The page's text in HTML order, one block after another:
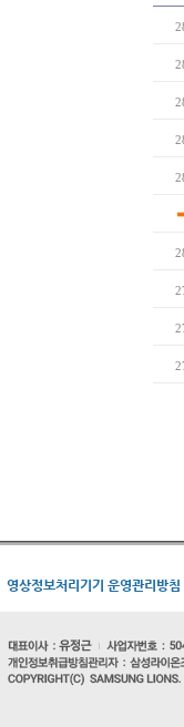
영상정보처리기기 운영관리방침